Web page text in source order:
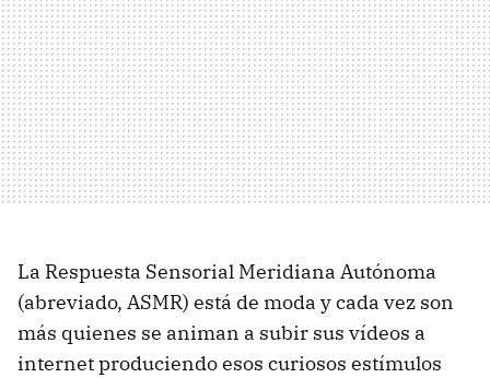
La Respuesta Sensorial Meridiana Autónoma
(abreviado, ASMR) está de moda y cada vez son
más quienes se animan a subir sus vídeos a
internet produciendo esos curiosos estímulos